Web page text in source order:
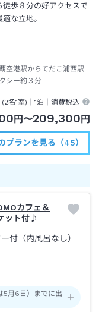
徒歩８分の好アクセスで
な立地。
空港駅からてだこ浦西駅
シー約３分
(2名1室)｜1泊 ｜消費税込
円〜209,300円
プランを見る（45）
カフェ＆
ット付♪
付（内風呂なし）
月6日）までに出